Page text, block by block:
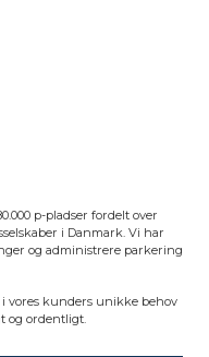
p-pladser fordelt over
i Danmark. Vi har
og administrere parkering
vores kunders unikke behov
og ordentligt.